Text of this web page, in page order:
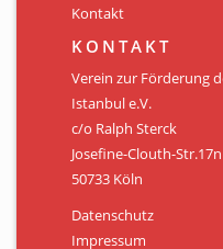
Kontakt
KONTAKT
Verein zur Förderung
Istanbul e.V.
c/o Ralph Sterck
Josefine-Clouth-Str.17n
50733 Köln
Datenschutz
Impressum